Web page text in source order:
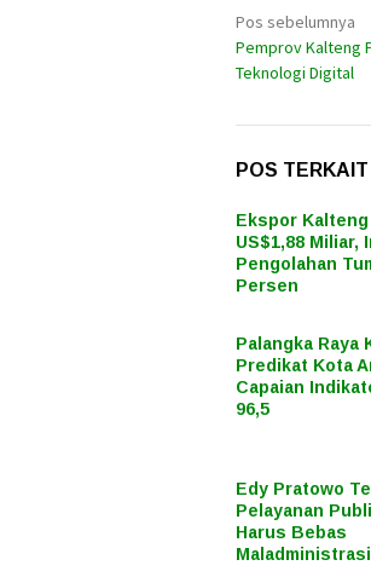
Navigasi
pos
Pos sebelumnya
Pemprov Kalteng
Teknologi Digital
POS TERKAIT
Ekspor
US$1,88 Miliar,
Pengolahan
Persen
Palangka Raya
Predikat Kota
Capaian
96,5
Edy Pratowo
Pelayanan
Harus Bebas
Maladministrasi